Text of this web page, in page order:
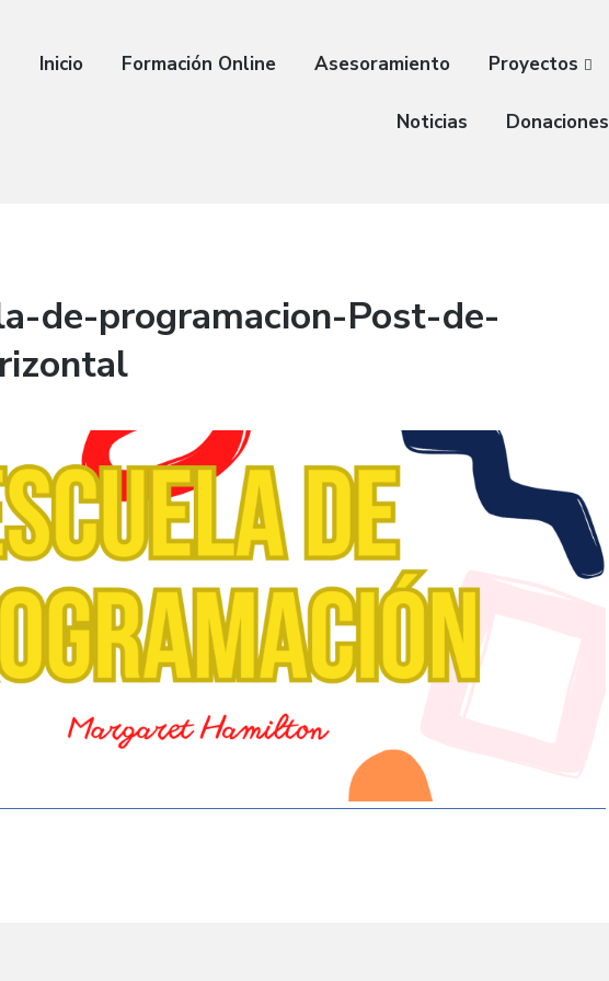
Inicio Formación Online Asesoramiento Proyectos
Noticias Donaciones
de-programacion-Post-de-